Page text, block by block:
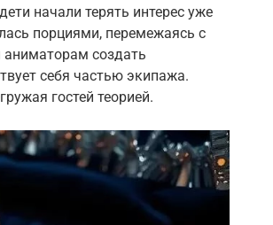
начали терять интерес уже
порциями, перемежаясь с
аниматорам создать
себя частью экипажа.
гостей теорией.